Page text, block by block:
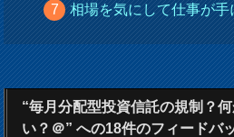
相場を気にして仕事が
“毎月分配型投資信託の規制？
い？＠” への18件のフィードバ